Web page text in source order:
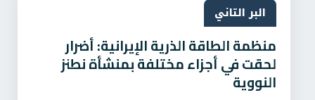
البر التاني
منظمة الطاقة الذرية الإيرانية: أضرار
لحقت في أجزاء مختلفة بمنشأة نطنز
النووية